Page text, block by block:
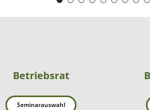
Betriebsrat
Seminarauswahl